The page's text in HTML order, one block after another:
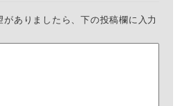
がありましたら、下の投稿欄に入力